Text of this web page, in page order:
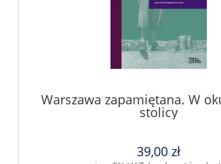
Warszawa zapamiętana. W
stolicy
39,00 zł